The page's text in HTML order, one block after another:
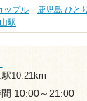
ップル 鹿児島 ひと
駅
駅10.21km
10:00～21:00